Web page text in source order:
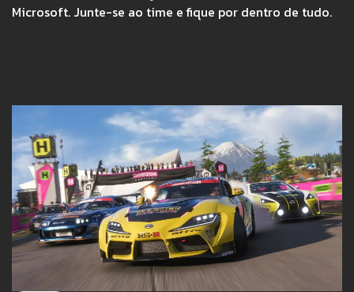
Microsoft. Junte-se ao time e fique por dentro de tudo.